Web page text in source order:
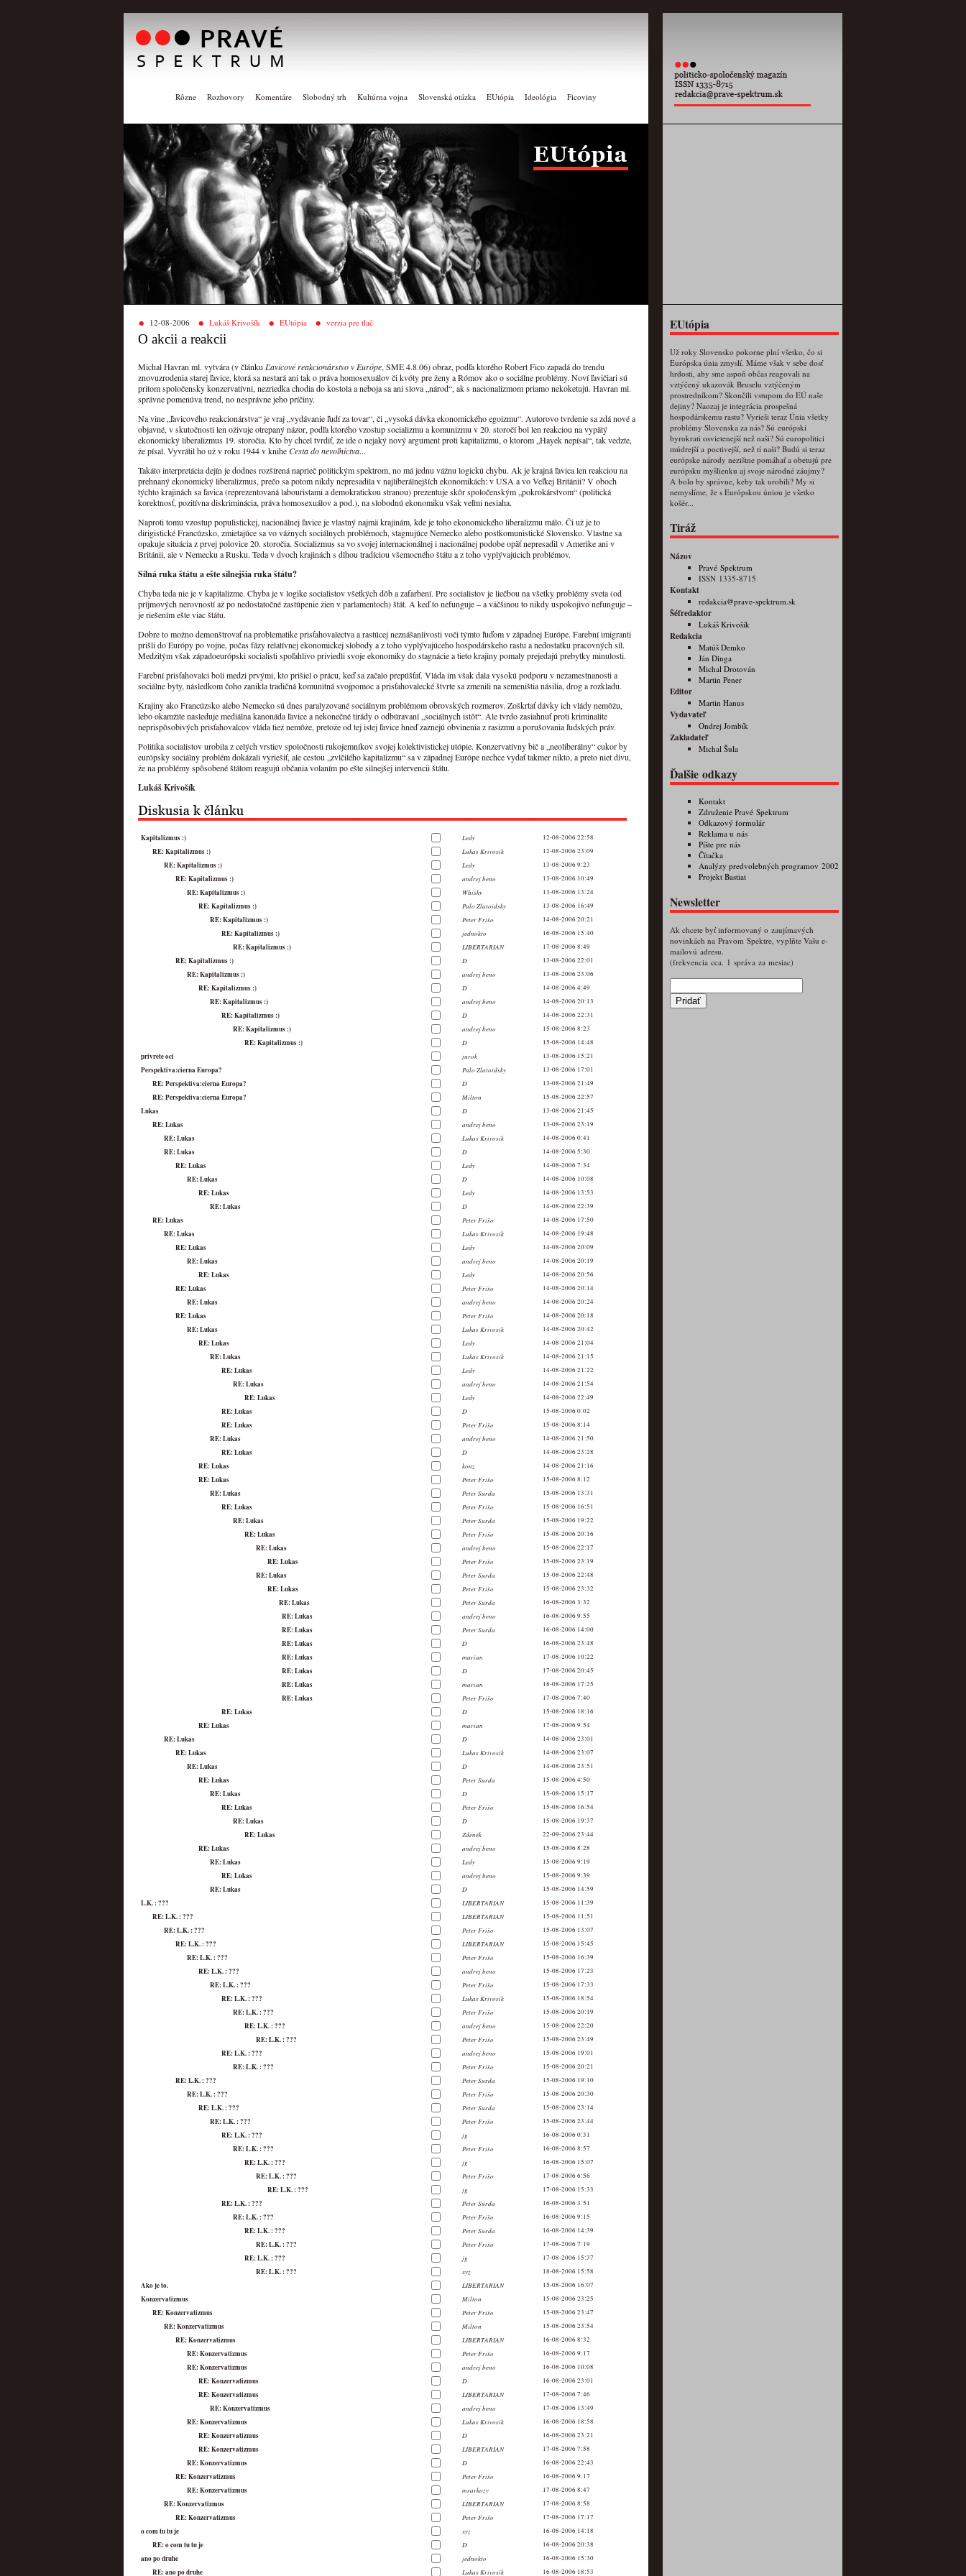
Rôzne Rozhovory Komentáre Slobodný trh Kultúrna vojna Slovenská otázka EUtópia Ideológia Ficoviny
12-08-2006 Lukáš Krivošík EUtópia verzia pre tlač
O akcii a reakcii
Michal Havran ml. vytvára (v článku Ľavicové reakcionárstvo v Európe, SME 4.8.06) obraz, podľa ktorého Robert Fico zapadá do trendu
znovuzrodenia starej ľavice, ktorá sa nestará ani tak o práva homosexuálov či kvóty pre ženy a Rómov ako o sociálne problémy. Noví ľavičiari sú
pritom spoločensky konzervatívni, nezriedka chodia do kostola a neboja sa ani slova „národ“, ak s nacionalizmom priamo nekoketujú. Havran ml.
správne pomenúva trend, no nesprávne jeho príčiny.
Na vine „ľavicového reakcionárstva“ je vraj „vydávanie ľudí za tovar“, či „vysoká dávka ekonomického egoizmu“. Autorovo tvrdenie sa zdá nové a
objavné, v skutočnosti len oživuje otrepaný názor, podľa ktorého vzostup socializmu a komunizmu v 20. storočí bol len reakciou na vypätý
ekonomický liberalizmus 19. storočia. Kto by chcel tvrdiť, že ide o nejaký nový argument proti kapitalizmu, o ktorom „Hayek nepísal“, tak vedzte,
že písal. Vyvrátil ho už v roku 1944 v kniheCesta do nevoľníctva...
Takáto interpretácia dejín je dodnes rozšírená naprieč politickým spektrom, no má jednu vážnu logickú chybu. Ak je krajná ľavica len reakciou na
prehnaný ekonomický liberalizmus, prečo sa potom nikdy nepresadila v najliberálnejších ekonomikách: v USA a vo Veľkej Británii? V oboch
týchto krajinách sa ľavica (reprezentovaná labouristami a demokratickou stranou) prezentuje skôr spoločenským „pokrokárstvom“ (politická
korektnosť, pozitívna diskriminácia, práva homosexuálov a pod.), na slobodnú ekonomiku však veľmi nesiaha.
Naproti tomu vzostup populistickej, nacionálnej ľavice je vlastný najmä krajinám, kde je toho ekonomického liberalizmu málo. Či už je to
dirigistické Francúzsko, zmietajúce sa vo vážnych sociálnych problémoch, stagnujúce Nemecko alebo postkomunistické Slovensko. Vlastne sa
opakuje situácia z prvej polovice 20. storočia. Socializmus sa vo svojej internacionálnej i nacionálnej podobe opäť nepresadil v Amerike ani v
Británii, ale v Nemecku a Rusku. Teda v dvoch krajinách s dlhou tradíciou všemocného štátu a z toho vyplývajúcich problémov.
Silná ruka štátu a ešte silnejšia ruka štátu?
Chyba teda nie je v kapitalizme. Chyba je v logike socialistov všetkých dôb a zafarbení. Pre socialistov je liečbou na všetky problémy sveta (od
príjmových nerovností až po nedostatočné zastúpenie žien v parlamentoch) štát. A keď to nefunguje – a väčšinou to nikdy uspokojivo nefunguje –
je riešením ešte viac štátu.
Dobre to možno demonštrovať na problematike prisťahovalectva a rastúcej neznášanlivosti voči týmto ľuďom v západnej Európe. Farební imigranti
prišli do Európy po vojne, počas fázy relatívnej ekonomickej slobody a z toho vyplývajúceho hospodárskeho rastu a nedostatku pracovných síl.
Medzitým však západoeurópski socialisti spoľahlivo priviedli svoje ekonomiky do stagnácie a tieto krajiny pomaly prejedajú prebytky minulosti.
Farební prisťahovalci boli medzi prvými, kto prišiel o prácu, keď sa začalo prepúšťať. Vláda im však dala vysokú podporu v nezamestnanosti a
sociálne byty, následkom čoho zanikla tradičná komunitná svojpomoc a prisťahovalecké štvrte sa zmenili na semeništia násilia, drog a rozkladu.
Krajiny ako Francúzsko alebo Nemecko sú dnes paralyzované sociálnym problémom obrovských rozmerov. Zoškrtať dávky ich vlády nemôžu,
lebo okamžite nasleduje mediálna kanonáda ľavice a nekonečné tirády o odbúravaní „sociálnych istôt“. Ale tvrdo zasiahnuť proti kriminalite
neprispôsobivých prisťahovalcov vláda tiež nemôže, pretože od tej istej ľavice hneď zaznejú obvinenia z rasizmu a porušovania ľudských práv.
Politika socialistov urobila z celých vrstiev spoločnosti rukojemníkov svojej kolektivistickej utópie. Konzervatívny bič a „neoliberálny“ cukor by
európsky sociálny problém dokázali vyriešiť, ale cestou „zvlčilého kapitalizmu“ sa v západnej Európe nechce vydať takmer nikto, a preto niet divu,
že na problémy spôsobené štátom reagujú občania volaním po ešte silnejšej intervencii štátu.
Lukáš Krivošík
Kapitalizmus :) Ledy 12-08-2006 22:58
RE: Kapitalizmus :) Lukas Krivosik 12-08-2006 23:09
RE: Kapitalizmus :) Ledy 13-08-2006 9:23
RE: Kapitalizmus :) andrej beno 13-08-2006 10:49
RE: Kapitalizmus :) Whisky 13-08-2006 13:24
RE: Kapitalizmus :) Palo Zlatoidsky 13-08-2006 16:49
RE: Kapitalizmus :) Peter Frišo 14-08-2006 20:21
RE: Kapitalizmus :) jednokto 16-08-2006 15:40
RE: Kapitalizmus :) LIBERTARIAN 17-08-2006 8:49
RE: Kapitalizmus :) D 13-08-2006 22:01
RE: Kapitalizmus :) andrej beno 13-08-2006 23:06
RE: Kapitalizmus :) D 14-08-2006 4:49
RE: Kapitalizmus :) andrej beno 14-08-2006 20:13
RE: Kapitalizmus :) D 14-08-2006 22:31
RE: Kapitalizmus :) andrej beno 15-08-2006 8:23
RE: Kapitalizmus :) D 15-08-2006 14:48
privrete oci jurok 13-08-2006 15:21
Perspektiva:cierna Europa? Palo Zlatoidsky 13-08-2006 17:01
RE: Perspektiva:cierna Europa? D 13-08-2006 21:49
RE: Perspektiva:cierna Europa? Milton 15-08-2006 22:57
Lukas D 13-08-2006 21:45
RE: Lukas andrej beno 13-08-2006 23:19
RE: Lukas Lukas Krivosik 14-08-2006 0:41
RE: Lukas D 14-08-2006 5:30
RE: Lukas Ledy 14-08-2006 7:34
RE: Lukas D 14-08-2006 10:08
RE: Lukas Ledy 14-08-2006 13:53
RE: Lukas D 14-08-2006 22:39
RE: Lukas Peter Frišo 14-08-2006 17:50
RE: Lukas Lukas Krivosik 14-08-2006 19:48
RE: Lukas Ledy 14-08-2006 20:09
RE: Lukas andrej beno 14-08-2006 20:19
RE: Lukas Ledy 14-08-2006 20:56
RE: Lukas Peter Frišo 14-08-2006 20:14
RE: Lukas andrej beno 14-08-2006 20:24
RE: Lukas Peter Frišo 14-08-2006 20:18
RE: Lukas Lukas Krivosik 14-08-2006 20:42
RE: Lukas Ledy 14-08-2006 21:04
RE: Lukas Lukas Krivosik 14-08-2006 21:15
RE: Lukas Ledy 14-08-2006 21:22
RE: Lukas andrej beno 14-08-2006 21:54
RE: Lukas Ledy 14-08-2006 22:49
RE: Lukas D 15-08-2006 0:02
RE: Lukas Peter Frišo 15-08-2006 8:14
RE: Lukas andrej beno 14-08-2006 21:50
RE: Lukas D 14-08-2006 23:28
RE: Lukas konz 14-08-2006 21:16
RE: Lukas Peter Frišo 15-08-2006 8:12
RE: Lukas Peter Surda 15-08-2006 13:31
RE: Lukas Peter Frišo 15-08-2006 16:51
RE: Lukas Peter Surda 15-08-2006 19:22
RE: Lukas Peter Frišo 15-08-2006 20:16
RE: Lukas andrej beno 15-08-2006 22:17
RE: Lukas Peter Frišo 15-08-2006 23:19
RE: Lukas Peter Surda 15-08-2006 22:48
RE: Lukas Peter Frišo 15-08-2006 23:32
RE: Lukas Peter Surda 16-08-2006 3:32
RE: Lukas andrej beno 16-08-2006 9:55
RE: Lukas Peter Surda 16-08-2006 14:00
RE: Lukas D 16-08-2006 23:48
RE: Lukas marian 17-08-2006 10:22
RE: Lukas D 17-08-2006 20:45
RE: Lukas marian 18-08-2006 17:25
RE: Lukas Peter Frišo 17-08-2006 7:40
RE: Lukas D 15-08-2006 18:16
RE: Lukas marian 17-08-2006 9:54
RE: Lukas D 14-08-2006 23:01
RE: Lukas Lukas Krivosik 14-08-2006 23:07
RE: Lukas D 14-08-2006 23:51
RE: Lukas Peter Surda 15-08-2006 4:50
RE: Lukas D 15-08-2006 15:17
RE: Lukas Peter Frišo 15-08-2006 16:54
RE: Lukas D 15-08-2006 19:37
RE: Lukas Zdeněk 22-09-2006 23:44
RE: Lukas andrej beno 15-08-2006 8:28
RE: Lukas Ledy 15-08-2006 9:19
RE: Lukas andrej beno 15-08-2006 9:39
RE: Lukas D 15-08-2006 14:59
L.K. : ??? LIBERTARIAN 15-08-2006 11:39
RE: L.K. : ??? LIBERTARIAN 15-08-2006 11:51
RE: L.K. : ??? Peter Frišo 15-08-2006 13:07
RE: L.K. : ??? LIBERTARIAN 15-08-2006 15:45
RE: L.K. : ??? Peter Frišo 15-08-2006 16:39
RE: L.K. : ??? andrej beno 15-08-2006 17:23
RE: L.K. : ??? Peter Frišo 15-08-2006 17:33
RE: L.K. : ??? Lukas Krivosik 15-08-2006 18:54
RE: L.K. : ??? Peter Frišo 15-08-2006 20:19
RE: L.K. : ??? andrej beno 15-08-2006 22:20
RE: L.K. : ??? Peter Frišo 15-08-2006 23:49
RE: L.K. : ??? andrej beno 15-08-2006 19:01
RE: L.K. : ??? Peter Frišo 15-08-2006 20:21
RE: L.K. : ??? Peter Surda 15-08-2006 19:10
RE: L.K. : ??? Peter Frišo 15-08-2006 20:30
RE: L.K. : ??? Peter Surda 15-08-2006 23:14
RE: L.K. : ??? Peter Frišo 15-08-2006 23:44
RE: L.K. : ??? jg 16-08-2006 0:31
RE: L.K. : ??? Peter Frišo 16-08-2006 8:57
RE: L.K. : ??? jg 16-08-2006 15:07
RE: L.K. : ??? Peter Frišo 17-08-2006 6:56
RE: L.K. : ??? jg 17-08-2006 15:33
RE: L.K. : ??? Peter Surda 16-08-2006 3:51
RE: L.K. : ??? Peter Frišo 16-08-2006 9:15
RE: L.K. : ??? Peter Surda 16-08-2006 14:39
RE: L.K. : ??? Peter Frišo 17-08-2006 7:19
RE: L.K. : ??? jg 17-08-2006 15:37
RE: L.K. : ??? xyz 18-08-2006 15:58
Ako je to. LIBERTARIAN 15-08-2006 16:07
Konzervatizmus Milton 15-08-2006 23:25
RE: Konzervatizmus Peter Frišo 15-08-2006 23:47
RE: Konzervatizmus Milton 15-08-2006 23:54
RE: Konzervatizmus LIBERTARIAN 16-08-2006 8:32
RE: Konzervatizmus Peter Frišo 16-08-2006 9:17
RE: Konzervatizmus andrej beno 16-08-2006 10:08
RE: Konzervatizmus D 16-08-2006 23:01
RE: Konzervatizmus LIBERTARIAN 17-08-2006 7:46
RE: Konzervatizmus andrej beno 17-08-2006 13:49
RE: Konzervatizmus Lukas Krivosik 16-08-2006 18:58
RE: Konzervatizmus D 16-08-2006 23:21
RE: Konzervatizmus LIBERTARIAN 17-08-2006 7:58
RE: Konzervatizmus D 16-08-2006 22:43
RE: Konzervatizmus Peter Frišo 16-08-2006 9:17
RE: Konzervatizmus msarkozy 17-08-2006 8:47
RE: Konzervatizmus LIBERTARIAN 17-08-2006 8:58
RE: Konzervatizmus Peter Frišo 17-08-2006 17:17
o com tu tu je xyz 16-08-2006 14:18
RE: o com tu tu je D 16-08-2006 20:38
ano po druhe jednokto 16-08-2006 15:30
RE: ano po druhe Lukas Krivosik 16-08-2006 18:53
EUtópia
Už roky Slovensko pokorne plní všetko, čo si
Európska únia zmyslí. Máme však v sebe dosť
hrdosti, aby sme aspoň občas reagovali na
vztýčený ukazovák Bruselu vztýčeným
prostredníkom? Skončili vstupom do EÚ naše
dejiny? Naozaj je integrácia prospešná
hospodárskemu rastu? Vyrieši teraz Únia všetky
problémy Slovenska za nás? Sú európski
byrokrati osvietenejší než naši? Sú europolitici
múdrejší a poctivejší, než tí naši? Budú si teraz
európske národy nezištne pomáhať a obetujú pre
európsku myšlienku aj svoje národné záujmy?
A bolo by správne, keby tak urobili? My si
nemyslíme, že s Európskou úniou je všetko
košér...
Tiráž
Názov
Pravé Spektrum
ISSN 1335-8715
Kontakt
redakcia@prave-spektrum.sk
Šéfredaktor
Lukáš Krivošík
Redakcia
Matúš Demko
Ján Dinga
Michal Drotován
Martin Pener
Editor
Martin Hanus
Vydavateľ
Ondrej Jombík
Zakladateľ
Michal Šula
Ďalšie odkazy
Kontakt
Združenie Pravé Spektrum
Odkazový formulár
Reklama u nás
Píšte pre nás
Čítačka
Analýzy predvolebných programov 2002
Projekt Bastiat
Newsletter
Ak chcete byť informovaný o zaujímavých
novinkách na Pravom Spektre, vyplňte Vašu e-
mailovú adresu.
(frekvencia cca. 1 správa za mesiac)